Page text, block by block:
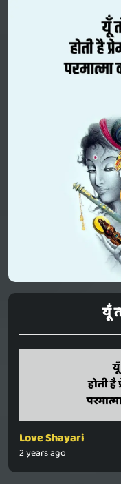
यूँ
होती
hoti hai
paramaatma
Love Shayari
2 years ago